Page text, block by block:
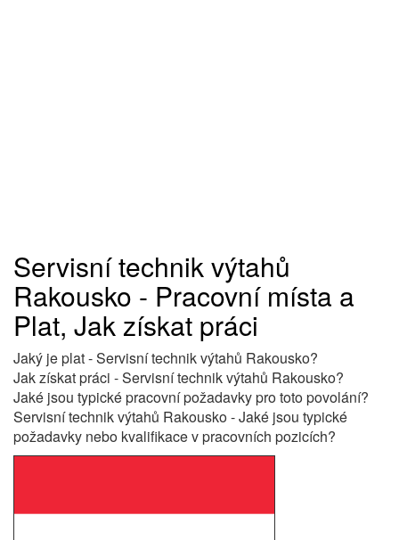
Servisní technik výtahů
Rakousko - Pracovní místa a
Plat, Jak získat práci
Jaký je plat - Servisní technik výtahů Rakousko?
Jak získat práci - Servisní technik výtahů Rakousko?
Jaké jsou typické pracovní požadavky pro toto povolání?
Servisní technik výtahů Rakousko - Jaké jsou typické
požadavky nebo kvalifikace v pracovních pozicích?